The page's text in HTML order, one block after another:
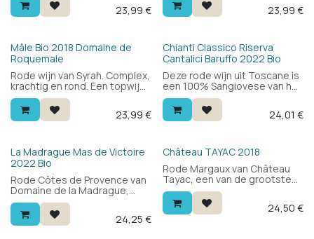
23,99 €
23,99 €
Bio
Mâle Bio 2018 Domaine de
Roquemale
Rode wijn van Syrah. Complex,
krachtig en rond. Een topwijn
voor een zachte prijs.
23,99 €
Bio
Chianti Classico Riserva
Cantalici Baruffo 2022 Bio
Deze rode wijn uit Toscane is
een 100% Sangiovese van het
wijndomein Cantalici, onder
de DOCG Chianti Classico
Riserva-appellatie en
gemarkeerd, rustiek karakter
en een uitstekende prijs-
kwaliteitverhouding —
bekroond met 92 punten van
James Suckling.
24,01 €
Bio
La Madrague Mas de Victoire
2022 Bio
Rode Côtes de Provence van
Domaine de la Madrague,
biologisch geteeld aan de
Côte d'Azur. 95% syrah, 12
maanden op eikenhout:24,25 €
Château TAYAC 2018
Rode Margaux van Château
Tayac, een van de grootste
landgoederen in de
appellation. Donker rood fruit,
zwarte pruim, stevige 24,50 €